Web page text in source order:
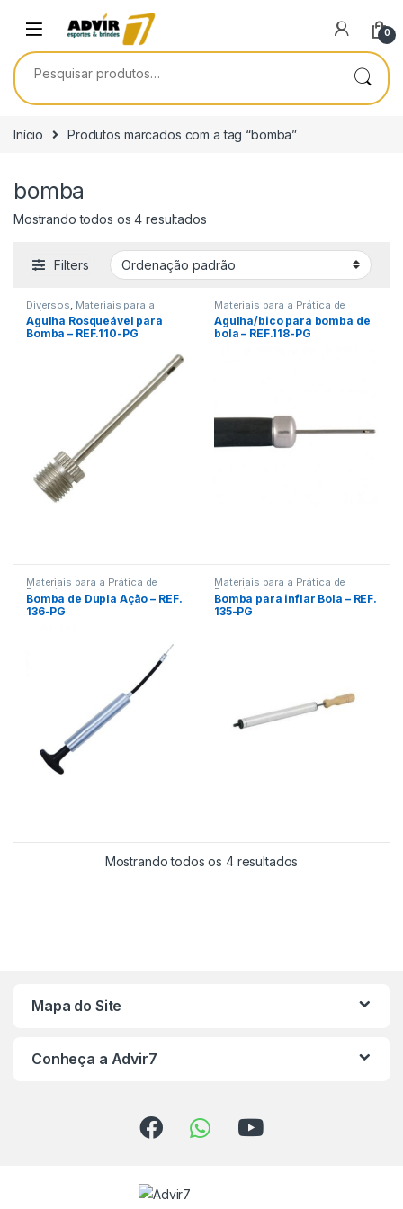
0
Pesquisar por:
Início Produtos marcados com a tag “bomba”
bomba
Mostrando todos os 4 resultados
Filters
Diversos Materiais para a
Prática de Esportes
Agulha Rosqueável para
Bomba – REF.110-PG
Materiais para a Prática de
Esportes
Agulha/bico para bomba de
bola – REF.118-PG
Materiais para a Prática de
Esportes
Bomba de Dupla Ação – REF.
136-PG
Materiais para a Prática de
Esportes
Bomba para inflar Bola – REF.
135-PG
Mostrando todos os 4 resultados
Mapa do Site
Conheça a Advir7